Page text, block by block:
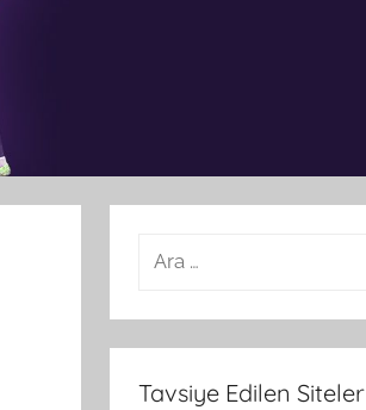
Arama:
Tavsiye Edilen Siteler